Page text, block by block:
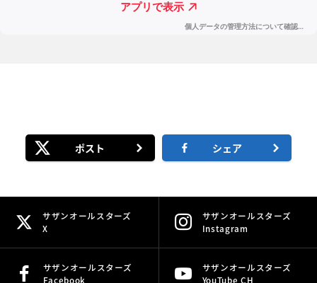
ポスト シェア
サザンオールスターズ
X
サザンオールスターズ
Instagram
サザンオールスターズ
Facebook
サザンオールスターズ
YouTube CH